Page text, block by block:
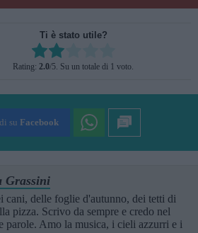
Ti è stato utile?
Rate this item:
SUBMIT RATING
Rating: 2.0/5. Su un totale di 1 voto.
su Facebook
Grassini
cani, delle foglie d'autunno, dei tetti di
pizza. Scrivo da sempre e credo nel
parole. Amo la musica, i cieli azzurri e i